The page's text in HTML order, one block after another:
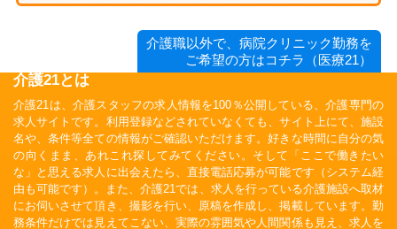
介護職以外で、病院クリニック勤務を
ご希望の方はコチラ（医療21）
介護21とは
介護21は、介護スタッフの求人情報を100％公開している、介護専門の
求人サイトです。利用登録などされていなくても、サイト上にて、施設
名や、条件等全ての情報がご確認いただけます。好きな時間に自分の気
の向くまま、あれこれ探してみてください。そして「ここで働きたい
な」と思える求人に出会えたら、直接電話応募が可能です（システム経
由も可能です）。また、介護21では、求人を行っている介護施設へ取材
にお伺いさせて頂き、撮影を行い、原稿を作成し、掲載しています。勤
務条件だけでは見えてこない、実際の雰囲気や人間関係も見え、求人を